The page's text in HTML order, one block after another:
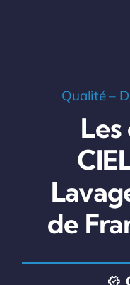
Qualité –
de